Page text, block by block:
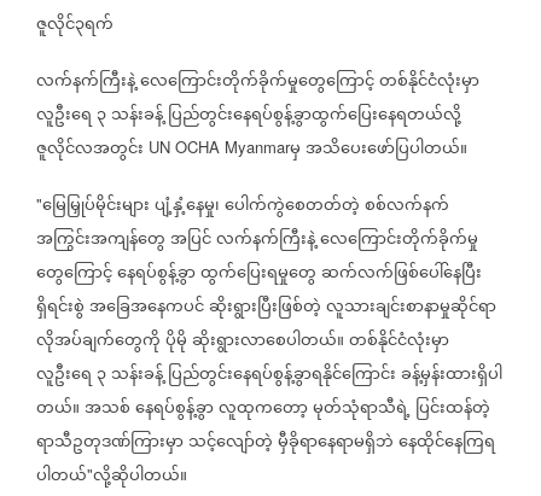
ဇူလိုင်၃ရက်
လက်နက်ကြီးနဲ့လေကြောင်းတိုက်ခိုက်မှုတွေကြောင့်တစ်နိုင်ငံလုံးမှာ
လူဦးရေ ၃သန်းခန့်ပြည်တွင်းနေရပ်စွန့်ခွာထွက်ပြေးနေရတယ်လို့
ဇူလိုင်လအတွင်း UN OCHA Myanmarမှအသိပေးဖော်ပြပါတယ်။
"မြေမြှုပ်မိုင်းများပျံ့နှံ့နေမှု၊ပေါက်ကွဲစေတတ်တဲ့စစ်လက်နက်
အကြွင်းအကျန်တွေအပြင်လက်နက်ကြီးနဲ့လေကြောင်းတိုက်ခိုက်မှု
တွေကြောင့်နေရပ်စွန့်ခွာထွက်ပြေးရမှုတွေဆက်လက်ဖြစ်ပေါ်နေပြီး
ရှိရင်းစွဲအခြေအနေကပင်ဆိုးရွားပြီးဖြစ်တဲ့လူသားချင်းစာနာမှုဆိုင်ရာ
လိုအပ်ချက်တွေကိုပိုမိုဆိုးရွားလာစေပါတယ်။တစ်နိုင်ငံလုံးမှာ
လူဦးရေ ၃သန်းခန့်ပြည်တွင်းနေရပ်စွန့်ခွာရနိုင်ကြောင်းခန့်မှန်းထားရှိပါ
တယ်။အသစ်နေရပ်စွန့်ခွာလူထုကတော့မုတ်သုံရာသီရဲ့ပြင်းထန်တဲ့
ရာသီဥတုဒဏ်ကြားမှာသင့်လျော်တဲ့မှီခိုရာနေရာမရှိဘဲနေထိုင်နေကြရ
ပါတယ်"လို့ဆိုပါတယ်။